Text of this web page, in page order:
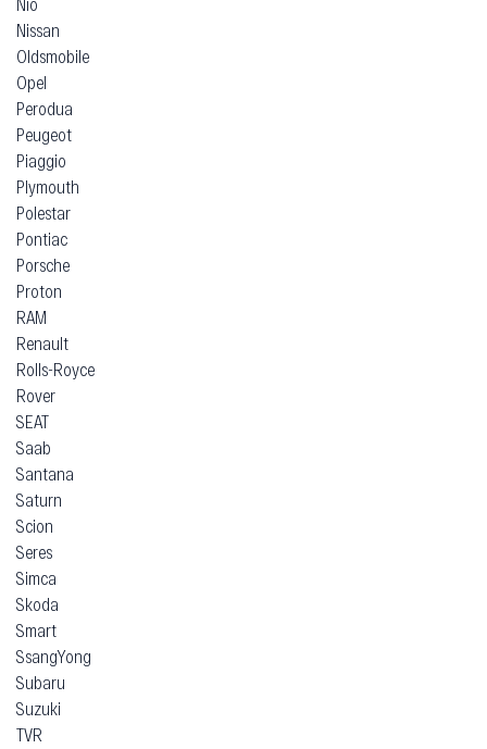
Nissan
Oldsmobile
Opel
Perodua
Peugeot
Piaggio
Plymouth
Polestar
Pontiac
Porsche
Proton
RAM
Renault
Rolls-Royce
Rover
SEAT
Saab
Santana
Saturn
Scion
Seres
Simca
Skoda
Smart
SsangYong
Subaru
Suzuki
TVR